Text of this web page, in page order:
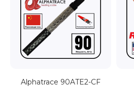
Alphatrace 90ATE2-CF